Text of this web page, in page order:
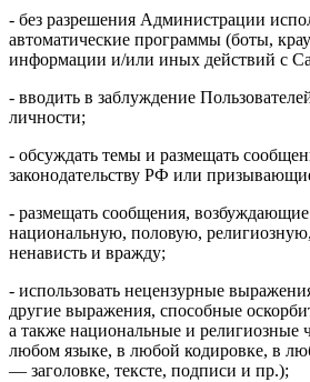
- без разрешения Администрации
автоматические программы (боты,
информации и/или иных действий с
- вводить в заблуждение
личности;
- обсуждать темы и размещать
законодательству РФ или
- размещать сообщения,
национальную, половую,
ненависть и вражду;
- использовать нецензурные
другие выражения, способные
а также национальные и религиозные
любом языке, в любой кодировке, в
— заголовке, тексте, подписи и пр.);